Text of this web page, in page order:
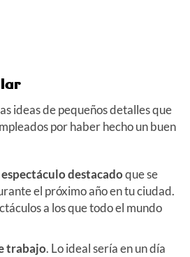
ideas de pequeños detalles que
por haber hecho un buen
destacadoque se
el próximo año en tu ciudad.
a los que todo el mundo
trabajo. Lo ideal sería en un día